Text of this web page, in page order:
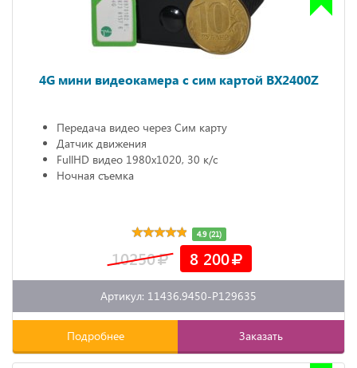
4G мини видеокамера с сим картой BX2400Z
Передача видео через Сим карту
Датчик движения
FullHD видео 1980х1020, 30 к/с
Ночная съемка
4.9 (21)
10250 8 200
Артикул: 11436.9450-P129635
Подробнее Заказать